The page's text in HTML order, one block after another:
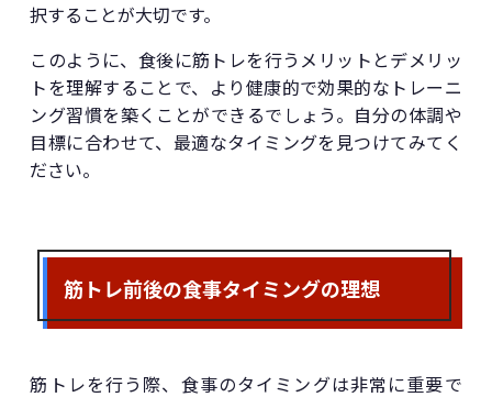
択することが大切です。
このように、食後に筋トレを行うメリットとデメリッ
トを理解することで、より健康的で効果的なトレーニ
ング習慣を築くことができるでしょう。自分の体調や
目標に合わせて、最適なタイミングを見つけてみてく
ださい。
筋トレ前後の食事タイミングの理想
筋トレを行う際、食事のタイミングは非常に重要で